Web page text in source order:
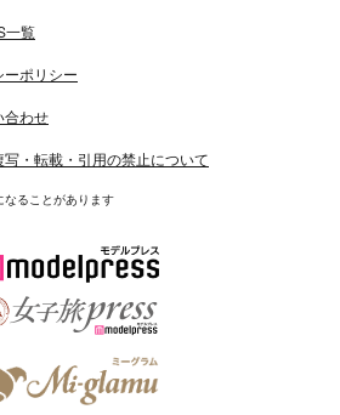
一覧
ポリシー
合わせ
・転載・引用の禁止について
ることがあります